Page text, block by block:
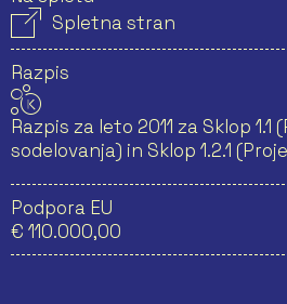
Spletna stran
Razpis
Razpis za leto 2011 za Sklop
sodelovanja) in Sklop 1.2.1
Podpora EU
€ 110.000,00